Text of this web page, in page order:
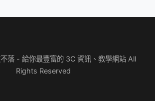
落 - 給你最豐富的 3C 資訊、教學網站 All
Rights Reserved